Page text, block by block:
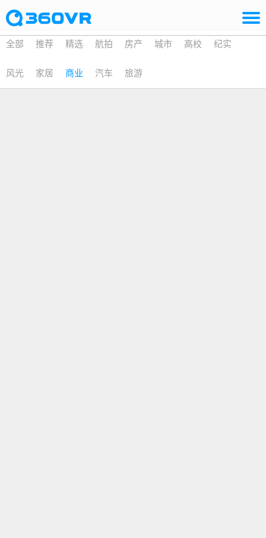
全部 推荐 精选 航拍 房产 城市 高校 纪实
风光 家居 商业 汽车 旅游